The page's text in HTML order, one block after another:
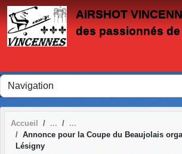
AIRSHOT
des passionnés
Accueil
Annonce pour la Coupe du Beaujolais
Lésigny
Panneau de gestion des cookies